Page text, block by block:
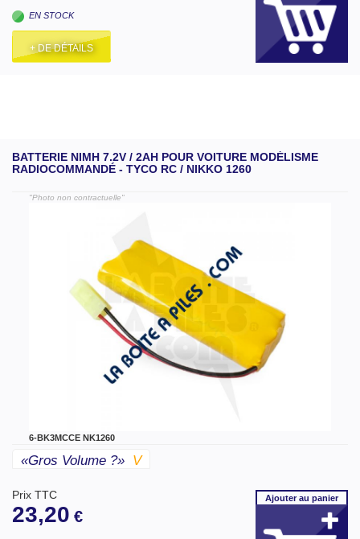
EN STOCK
+ DE DÉTAILS
BATTERIE NIMH 7.2V / 2AH POUR VOITURE MODÉLISME
RADIOCOMMANDÉ - TYCO RC / NIKKO 1260
"Photo non contractuelle"
6-BK3MCCE NK1260
«gros Volume ?» V
Prix TTC
23,20 €
Ajouterau panier